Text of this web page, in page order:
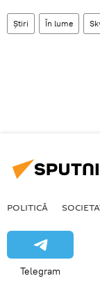
Știri În lume
POLITICĂ
Telegram